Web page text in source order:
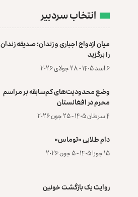
انتخاب سردبیر
میان ازدواج اجباری و زندان؛ صدیقه زندان
را برگزید
۶ اسد ۱۴۰۵ - ۲۸ جولای ۲۰۲۶
وضع محدودیت‌های کم‌سابقه بر مراسم
محرم در افغانستان
۴ سرطان ۱۴۰۵ - ۲۵ جون ۲۰۲۶
دام طلایی «توماس»
۱۵ جوزا ۱۴۰۵ - ۵ جون ۲۰۲۶
روایت یک بازگشت خونین